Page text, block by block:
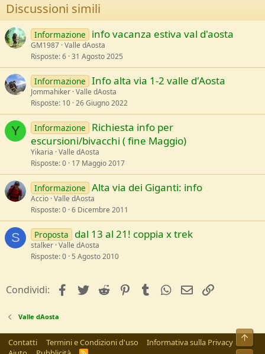
n
s
:
Discussioni simili
Informazione info vacanza estiva val d'aosta
GM1987 Valle dAosta
Risposte 6 31 Agosto 2025
Informazione Info alta via 1-2 valle d'Aosta
Jommahiker Valle dAosta
Risposte 10 26 Giugno 2022
Y Informazione
Richiesta info per
escursioni/bivacchi ( fine Maggio)
Yikaria Valle dAosta
Risposte 0 17 Maggio 2017
Informazione Alta via dei Giganti: info
Accio Valle dAosta
Risposte 0 6 Dicembre 2011
S Proposta dal 13 al 21! coppia x trek
stalker Valle dAosta
Risposte 0 5 Agosto 2010
Condividi: facebookTwitterReddit PinterestTumblrWhatsApp
e-mail
Valle dAosta
Contatti Termini e Condizioni d'uso
Informativa sulla Privacy
R
Alto